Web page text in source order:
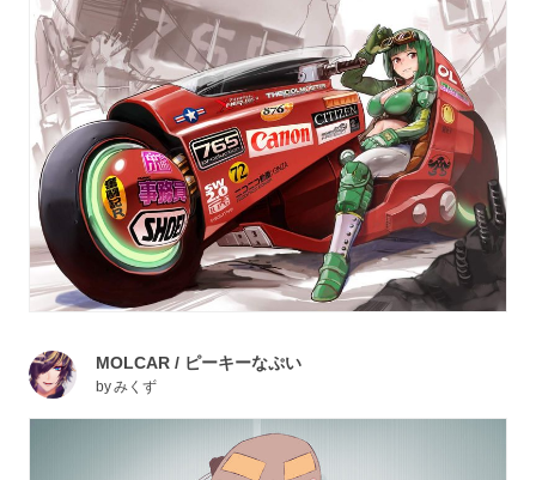
MOLCAR / ピーキーなぷい
byみくず